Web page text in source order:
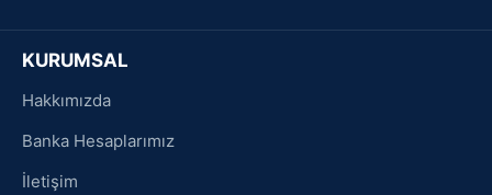
KURUMSAL
Hakkımızda
Banka Hesaplarımız
İletişim